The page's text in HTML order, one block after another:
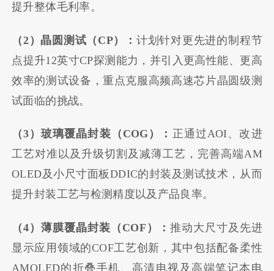
提升整体毛利率。
（2）晶圆测试（CP）： 计划针对更先进的制程节
点提升12英寸CP探测能力，并引入更高性能、更高
效率的测试设备，重点克服高频高速芯片晶圆级测
试面临的挑战。
（3）玻璃覆晶封装（COG）： 正通过AOI、改进
工艺对准以及升级切割及减薄工艺，完善高端AM
OLED及小尺寸面板DDIC的封装及测试技术，从而
提升封装工艺与检测精度以及产品良率。
（4）薄膜覆晶封装（COF）： 推动大尺寸及先进
显示应用领域的COF工艺创新，其中包括配备柔性
AMOLED的折叠手机、高清电视及高端笔记本电